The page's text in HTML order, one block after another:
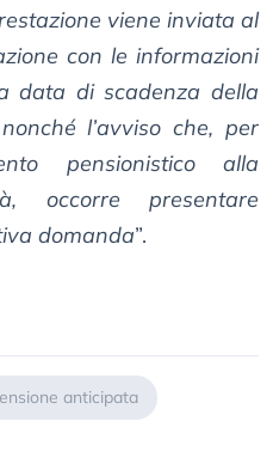
viene inviata al
con le informazioni
data di scadenza della
l’avviso che, per
pensionistico alla
occorre presentare
domanda”.
anticipata